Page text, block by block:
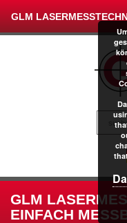
GLM
GLM
EINFACH